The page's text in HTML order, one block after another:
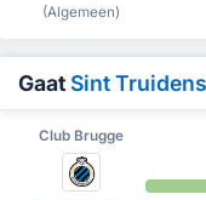
(Algemeen)
GaatSint
Club Brugge